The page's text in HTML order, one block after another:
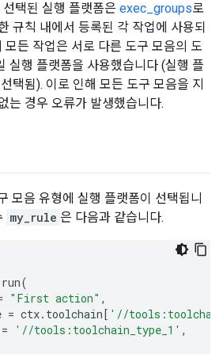
택된 실행 플랫폼은 exec_groups로
규칙 내에서 등록된 각 작업에 사용되
모든 작업은 서로 다른 도구 모음의 도
실행 플랫폼을 사용했습니다 (실행 플
택됨). 이로 인해 모든 도구 모음을 지
는 경우 오류가 발생했습니다.
모음 유형에 실행 플랫폼이 선택됩니
my_rule 은 다음과 같습니다.
run(
"First action" ,
= ctx. toolchain[ '//
= '//tools:toolchain_type_1' ,